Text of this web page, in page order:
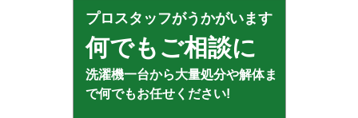
プロスタッフがうかがいます
何でもご相談に
洗濯機一台から大量処分や解体ま
で何でもお任せください!